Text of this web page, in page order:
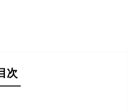
次